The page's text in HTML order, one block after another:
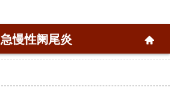
急慢性阑尾炎